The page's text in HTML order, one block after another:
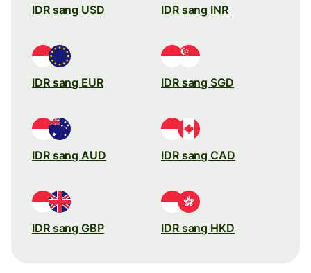
IDR sang USD IDR sang INR
IDR sang EUR IDR sang SGD
IDR sang AUD IDR sang CAD
IDR sang GBP IDR sang HKD